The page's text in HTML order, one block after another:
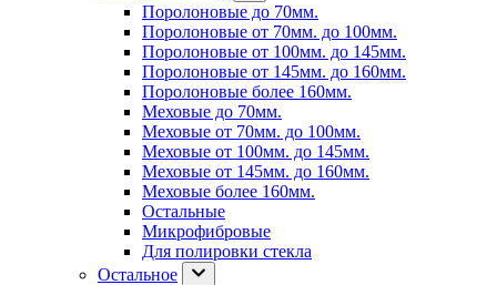
Поролоновые до 70мм.
Поролоновые от 70мм. до 100мм.
Поролоновые от 100мм. до 145мм.
Поролоновые от 145мм. до 160мм.
Поролоновые более 160мм.
Меховые до 70мм.
Меховые от 70мм. до 100мм.
Меховые от 100мм. до 145мм.
Меховые от 145мм. до 160мм.
Меховые более 160мм.
Остальные
Микрофибровые
Для полировки стекла
Остальное